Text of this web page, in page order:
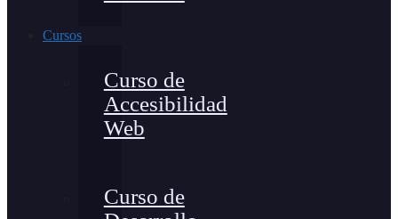
Cursos
Curso de
Accesibilidad
Web
Curso de